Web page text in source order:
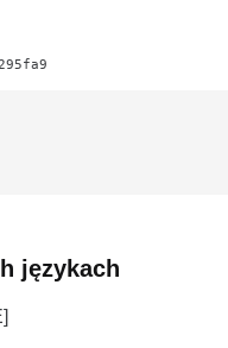
językach